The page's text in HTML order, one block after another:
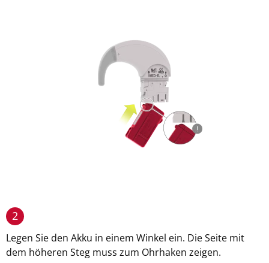
2
Legen Sie den Akku in einem Winkel ein. Die Seite mit
dem höheren Steg muss zum Ohrhaken zeigen.